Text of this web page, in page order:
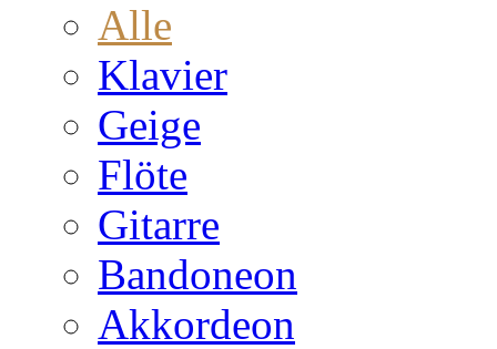
Alle
Klavier
Geige
Flöte
Gitarre
Bandoneon
Akkordeon